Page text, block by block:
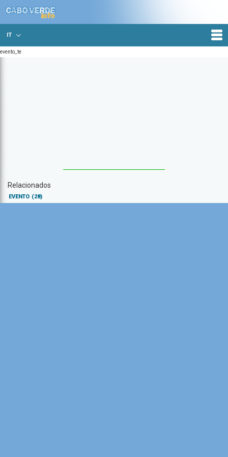
IT
evento_te
Relacionados
EVENTO (28)